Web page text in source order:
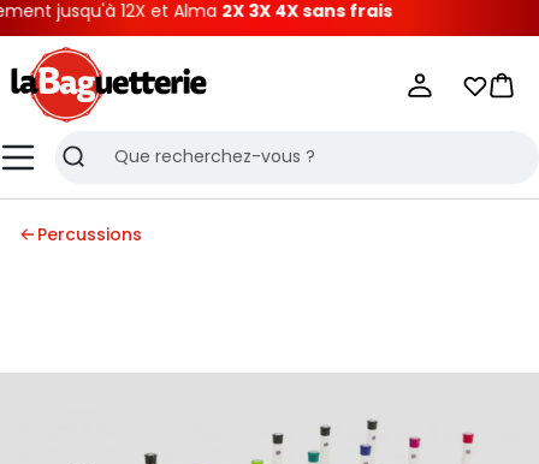
jusqu'à 12X et Alma2X 3X 4X sans frais
MenuRecherche
Mes
Percussions